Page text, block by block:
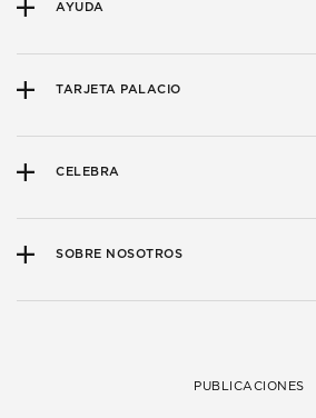
AYUDA
TARJETA PALACIO
CELEBRA
SOBRE NOSOTROS
PUBLICACIONES